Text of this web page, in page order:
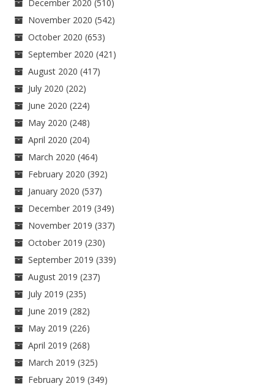
December 2020 (510)
November 2020 (542)
October 2020 (653)
September 2020 (421)
August 2020 (417)
July 2020 (202)
June 2020 (224)
May 2020 (248)
April 2020 (204)
March 2020 (464)
February 2020 (392)
January 2020 (537)
December 2019 (349)
November 2019 (337)
October 2019 (230)
September 2019 (339)
August 2019 (237)
July 2019 (235)
June 2019 (282)
May 2019 (226)
April 2019 (268)
March 2019 (325)
February 2019 (349)